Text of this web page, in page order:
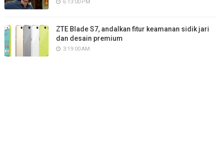
6:13:00 PM
ZTE Blade S7, andalkan fitur keamanan sidik jari
dan desain premium
3:19:00 AM